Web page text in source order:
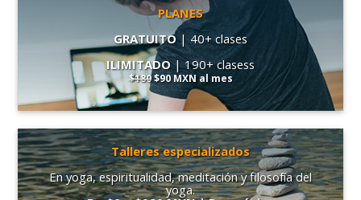
PLANES
GRATUITO | 40+ clases
ILIMITADO| 190+ clasess
$180$90 MXNal mes
Talleres especializados
En yoga, espiritualidad, meditación y filosofía del
yoga.